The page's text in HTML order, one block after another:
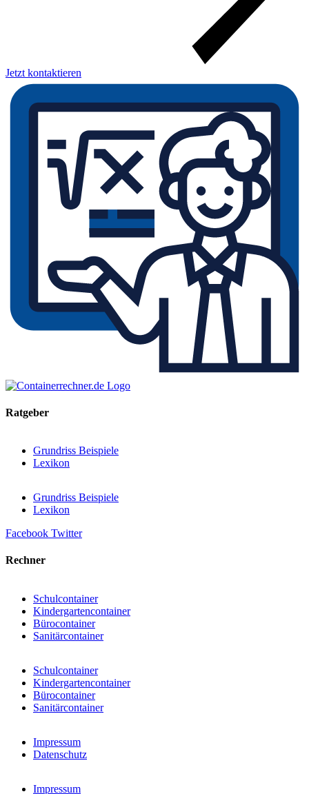
Jetzt kontaktieren
Ratgeber
Grundriss Beispiele
Lexikon
Grundriss Beispiele
Lexikon
Facebook Twitter
Rechner
Schulcontainer
Kindergartencontainer
Bürocontainer
Sanitärcontainer
Schulcontainer
Kindergartencontainer
Bürocontainer
Sanitärcontainer
Impressum
Datenschutz
Impressum